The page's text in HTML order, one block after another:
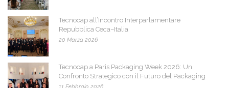
Tecnocap all’Incontro Interparlamentare
Repubblica Ceca–Italia
20 Marzo, 2026
Tecnocap a Paris Packaging Week 2026: Un
Confronto Strategico con il Futuro del Packaging